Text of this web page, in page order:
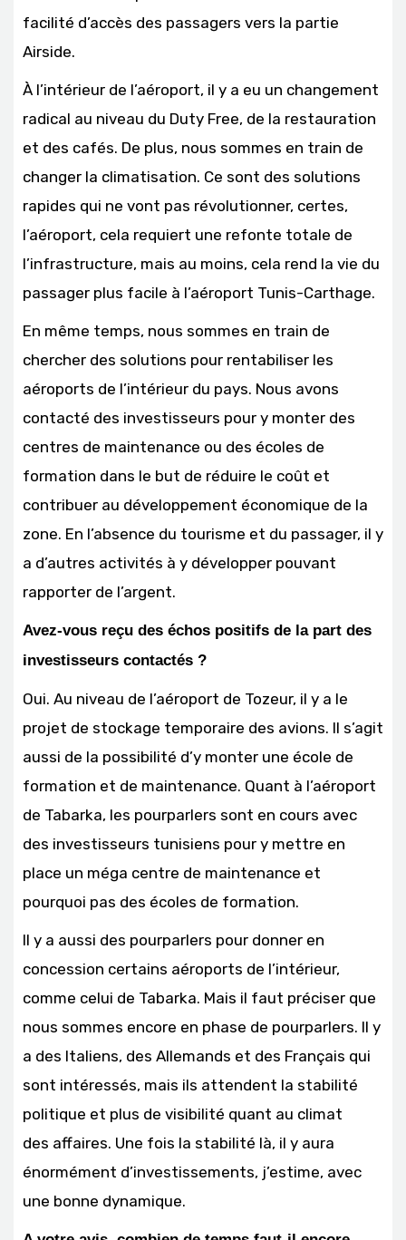
facilité d’accès des passagers vers la partie
Airside.
À l’intérieur de l’aéroport, il y a eu un changement
radical au niveau du Duty Free, de la restauration
et des cafés. De plus, nous sommes en train de
changer la climatisation. Ce sont des solutions
rapides qui ne vont pas révolutionner, certes,
l’aéroport, cela requiert une refonte totale de
l’infrastructure, mais au moins, cela rend la vie du
passager plus facile à l’aéroport Tunis-Carthage.
En même temps, nous sommes en train de
chercher des solutions pour rentabiliser les
aéroports de l’intérieur du pays. Nous avons
contacté des investisseurs pour y monter des
centres de maintenance ou des écoles de
formation dans le but de réduire le coût et
contribuer au développement économique de la
zone. En l’absence du tourisme et du passager, il y
a d’autres activités à y développer pouvant
rapporter de l’argent.
Avez-vous reçu des échos positifs de la part des
investisseurs contactés ?
Oui. Au niveau de l’aéroport de Tozeur, il y a le
projet de stockage temporaire des avions. Il s’agit
aussi de la possibilité d’y monter une école de
formation et de maintenance. Quant à l’aéroport
de Tabarka, les pourparlers sont en cours avec
des investisseurs tunisiens pour y mettre en
place un méga centre de maintenance et
pourquoi pas des écoles de formation.
Il y a aussi des pourparlers pour donner en
concession certains aéroports de l’intérieur,
comme celui de Tabarka. Mais il faut préciser que
nous sommes encore en phase de pourparlers. Il y
a des Italiens, des Allemands et des Français qui
sont intéressés, mais ils attendent la stabilité
politique et plus de visibilité quant au climat
des affaires. Une fois la stabilité là, il y aura
énormément d’investissements, j’estime, avec
une bonne dynamique.